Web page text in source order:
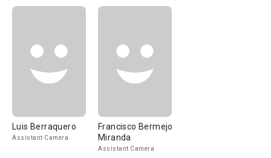
Luis Berraquero
Assistant Camera
Francisco Bermejo
Miranda
Assistant Camera